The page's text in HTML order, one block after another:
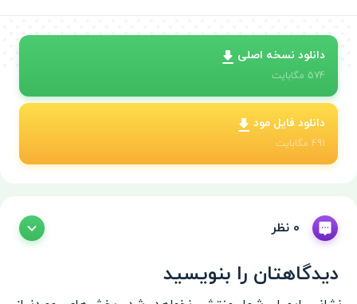
دانلود نسخه اصلی
574 مگابایت
دانلود فایل مود
491 مگابایت
0 نظر
دیدگاهتان را بنویسید